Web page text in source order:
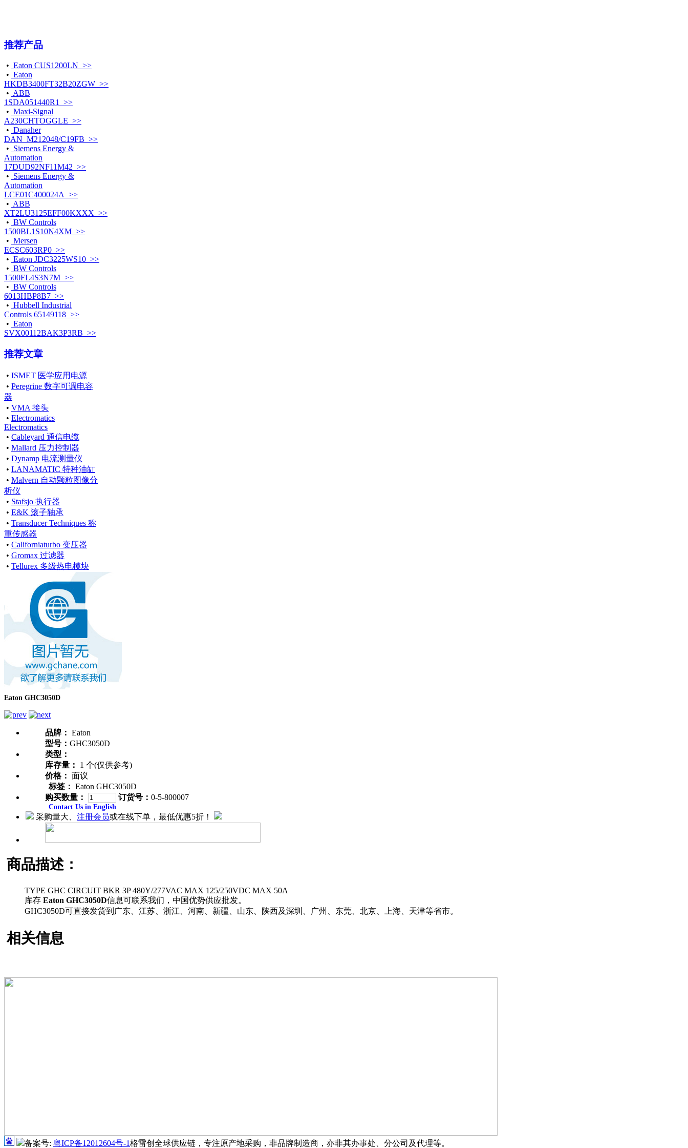
推荐产品
• Eaton CUS1200LN >>
• Eaton
HKDB3400FT32B20ZGW >>
• ABB
1SDA051440R1 >>
• Maxi-Signal
A230CHTOGGLE >>
• Danaher
DAN_M212048/C19FB >>
• Siemens Energy &
Automation
17DUD92NF11M42 >>
• Siemens Energy &
Automation
LCE01C400024A >>
• ABB
XT2LU3125EFF00KXXX >>
• BW Controls
1500BL1S10N4XM >>
• Mersen
ECSC603RP0 >>
• Eaton JDC3225WS10 >>
• BW Controls
1500FL4S3N7M >>
• BW Controls
6013HBP8B7 >>
• Hubbell Industrial
Controls 65149118 >>
• Eaton
SVX00112BAK3P3RB >>
推荐文章
• ISMET 医学应用电源
• Peregrine 数字可调电容
器
• VMA 接头
• Electromatics
Electromatics
• Cableyard 通信电缆
• Mallard 压力控制器
• Dynamp 电流测量仪
• LANAMATIC 特种油缸
• Malvern 自动颗粒图像分
析仪
• Stafsjo 执行器
• E&K 滚子轴承
• Transducer Techniques 称
重传感器
• Californiaturbo 变压器
• Gromax 过滤器
• Tellurex 多级热电模块
Eaton GHC3050D
品牌： Eaton
型号： GHC3050D
类型：
库存量：
1 个(仅供参考)
价格： 面议
标签： Eaton GHC3050D
购买数量：
订货号： 0-5-800007
Contact Us in English
采购量大、 注册会员或在线下单，最低优惠5折！
商品描述：
TYPE GHC CIRCUIT BKR 3P 480Y/277VAC MAX 125/250VDC MAX 50A
库存 Eaton GHC3050D信息可联系我们，中国优势供应批发。
GHC3050D可直接发货到广东、江苏、浙江、河南、新疆、山东、陕西及深圳、广州、东莞、北京、上海、天津等省市。
相关信息
备案号: 粤ICP备12012604号-1格雷创全球供应链，专注原产地采购，非品牌制造商，亦非其办事处、分公司及代理等。